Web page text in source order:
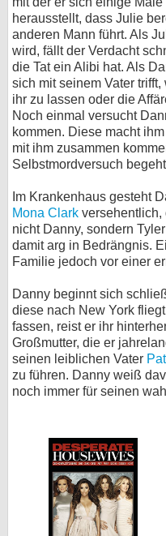
herausstellt, dass Julie
anderen Mann führt. Als
wird, fällt der Verdacht
die Tat ein Alibi hat. Als
sich mit seinem Vater
ihr zu lassen oder die
Noch einmal versucht
kommen. Diese macht
mit ihm zusammen
Selbstmordversuch
Im Krankenhaus gesteht
Mona Clark versehentlich,
nicht Danny, sondern
damit arg in Bedrängnis.
Familie jedoch vor einer
Danny beginnt sich
diese nach New York
fassen, reist er ihr
Großmutter, die er
seinen leiblichen Vater
zu führen. Danny weiß
noch immer für seinen